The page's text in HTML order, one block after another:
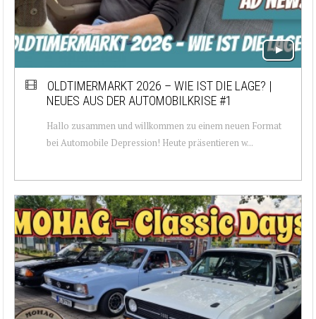
OLDTIMERMARKT 2026 – WIE IST DIE LAGE? |
NEUES AUS DER AUTOMOBILKRISE #1
Hallo zusammen und willkommen zu einem neuen Format
bei Automobile Depression! Heute präsentieren w...